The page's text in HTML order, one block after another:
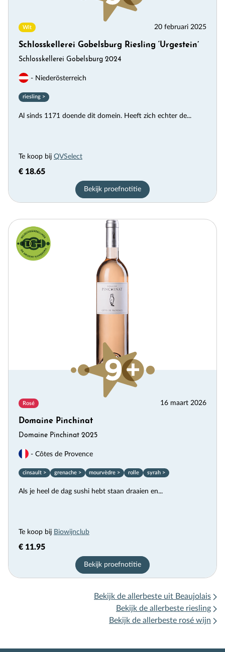
Wit 20 februari 2025
Schlosskellerei Gobelsburg Riesling ‘Urgestein’
Schlosskellerei Gobelsburg 2024
- Niederösterreich
riesling >
Al sinds 1171 doende dit domein. Heeft zich echter de...
Te koop bij QVSelect
€ 18.65
Bekijk proefnotitie
Rosé 16 maart 2026
Domaine Pinchinat
Domaine Pinchinat 2025
- Côtes de Provence
cinsault > grenache > mourvèdre > rolle syrah >
Als je heel de dag sushi hebt staan draaien en...
Te koop bij Biowijnclub
€ 11.95
Bekijk proefnotitie
Bekijk de allerbeste uit Beaujolais
Bekijk de allerbeste riesling
Bekijk de allerbeste rosé wijn